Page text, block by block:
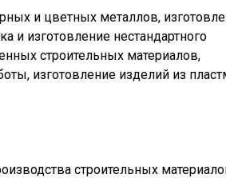
и цветных металлов,
и изготовление нестандартного
строительных материалов,
изготовление изделий из
строительных